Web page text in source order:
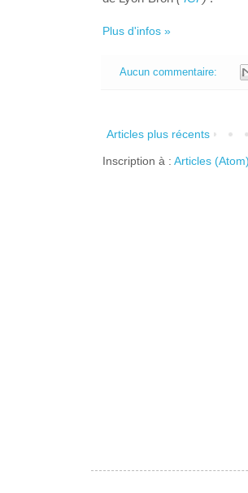
Plus d'infos »
Aucun commentaire:
Articles plus récents
Inscription à : Articles (Atom)